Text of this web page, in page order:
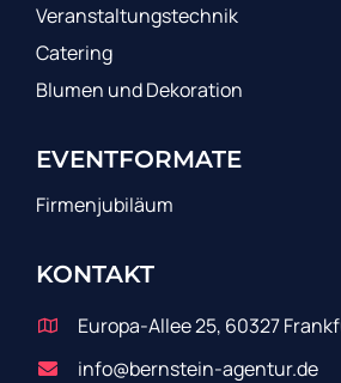
Veranstaltungstechnik
Catering
Blumen und Dekoration
EVENTFORMATE
Firmenjubiläum
KONTAKT
Europa-Allee 25, 60327
info@bernstein-agentur.de